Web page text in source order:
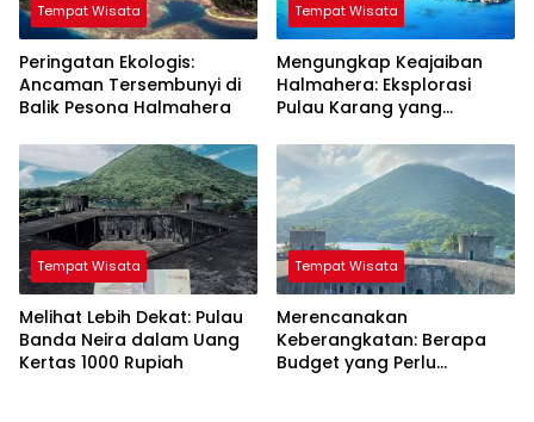
Tempat Wisata
Peringatan Ekologis:
Ancaman Tersembunyi di
Balik Pesona Halmahera
Tempat Wisata
Mengungkap Keajaiban
Halmahera: Eksplorasi
Pulau Karang yang
Tempat Wisata
Melihat Lebih Dekat: Pulau
Banda Neira dalam Uang
Kertas 1000 Rupiah
Tempat Wisata
Merencanakan
Keberangkatan: Berapa
Budget yang Perlu